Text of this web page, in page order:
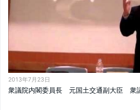
2013年7月23日
衆議院内閣委員長 元国土交通副大臣 衆